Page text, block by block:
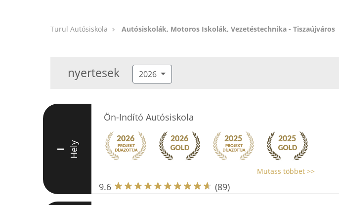
Turul Autósiskola Autósiskolák, Motoros Iskolák, Vezetéstechnika - Tiszaújváros
nyertesek 2026
I Hely
Ön-Indító Autósiskola
Mutass többet >>
9.6 (89)